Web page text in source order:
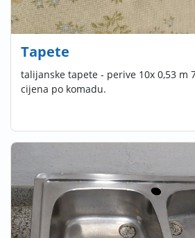
Tapete
talijanske tapete - perive 10x 0,53 m
cijena po komadu.